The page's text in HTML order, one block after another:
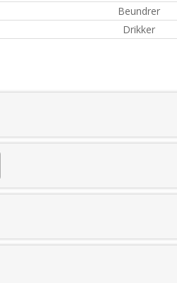
Beundrer
Drikker